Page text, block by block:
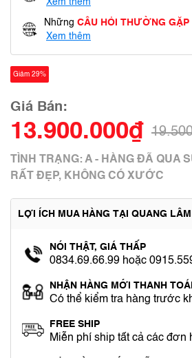
Xem thêm
Những CÂU HỎI THƯỜNG GẶP
Xem thêm
Giảm 29%
Giá Bán:
13.900.000₫
TÌNH TRẠNG: A - HÀNG ĐÃ QUA
RẤT ĐẸP, KHÔNG CÓ XƯỚC
LỢI ÍCH MUA HÀNG TẠI QUANG LÂM
NÓI THẬT, GIÁ THẤP
0834.69.66.99 hoặc
NHẬN HÀNG MỚI THANH
Có thể kiểm tra hàng trước
FREE SHIP
Miễn phí ship tất cả các đơn